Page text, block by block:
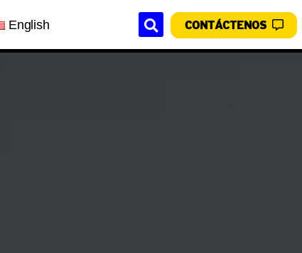
English CONTÁCTENOS